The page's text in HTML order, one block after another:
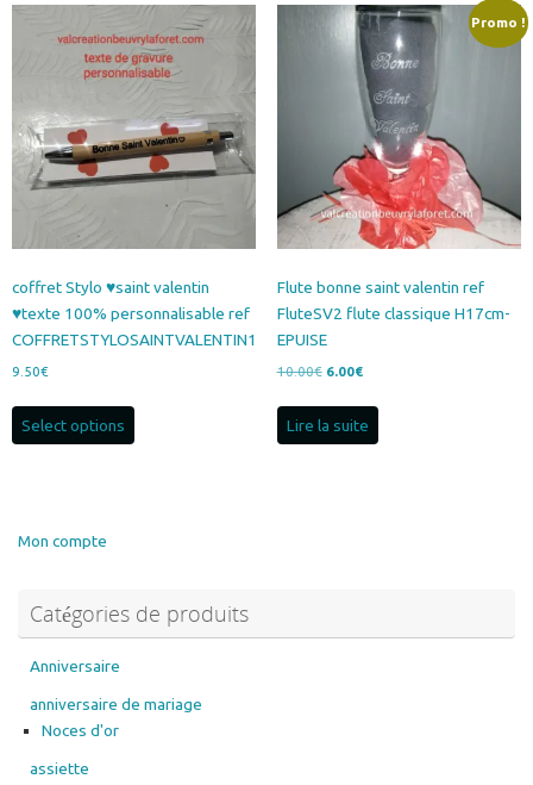
variations.
Les
options
être
choisies
sur
la
du
produit
coffret Stylo ♥saint valentin
♥texte 100% personnalisable ref
COFFRETSTYLOSAINTVALENTIN1
9.50€
Select options
Promo !
Flute bonne saint valentin ref
FluteSV2 flute classique H17cm-
EPUISE
10.00€ Le
6.00€Le
est :
Lire la suite
Mon compte
Catégories de produits
Anniversaire
anniversaire de mariage
Noces d'or
assiette